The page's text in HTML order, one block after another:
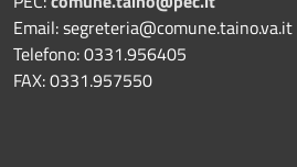
Email: segreteria@comune.taino.va.it
Telefono: 0331.956405
FAX: 0331.957550